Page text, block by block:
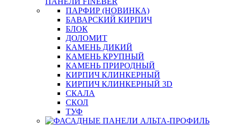
ПАРФИР (НОВИНКА)
БАВАРСКИЙ КИРПИЧ
БЛОК
ДОЛОМИТ
КАМЕНЬ ДИКИЙ
КАМЕНЬ КРУПНЫЙ
КАМЕНЬ ПРИРОДНЫЙ
КИРПИЧ КЛИНКЕРНЫЙ
КИРПИЧ КЛИНКЕРНЫЙ 3D
СКАЛА
СКОЛ
ТУФ